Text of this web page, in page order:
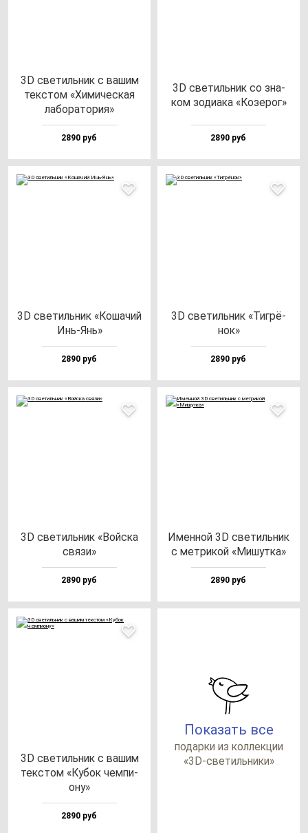
3D све­тиль­ник с ва­шим
тек­стом «Хими­чес­кая
ла­бо­ра­то­рия»
2890 руб
3D све­тиль­ник со зна­
ком зо­ди­ака «Козе­рог»
2890 руб
3D све­тиль­ник «Коша­чий
Инь-Янь»
2890 руб
3D све­тиль­ник «Тиг­рё­
нок»
2890 руб
3D све­тиль­ник «Вой­ска
свя­зи»
2890 руб
Имен­ной 3D све­тиль­ник
с мет­ри­кой «Мишут­ка»
2890 руб
3D све­тиль­ник с ва­шим
тек­стом «Кубок чем­пи­
ону»
2890 руб
Показать все
по­дар­ки из кол­лек­ции
«3D-све­тиль­ни­ки»